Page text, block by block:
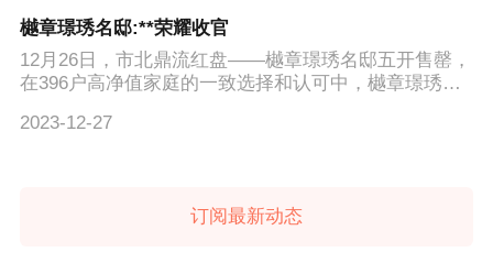
樾章璟琇名邸:**荣耀收官
12月26日，市北鼎流红盘——樾章璟琇名邸五开售罄，
在396户高净值家庭的一致选择和认可中，樾章璟琇名
2023-12-27
订阅最新动态